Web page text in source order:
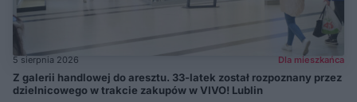
5 sierpnia 2026 Dla mieszkańca
Z galerii handlowej do aresztu. 33-latek został rozpoznany przez
dzielnicowego w trakcie zakupów w VIVO! Lublin